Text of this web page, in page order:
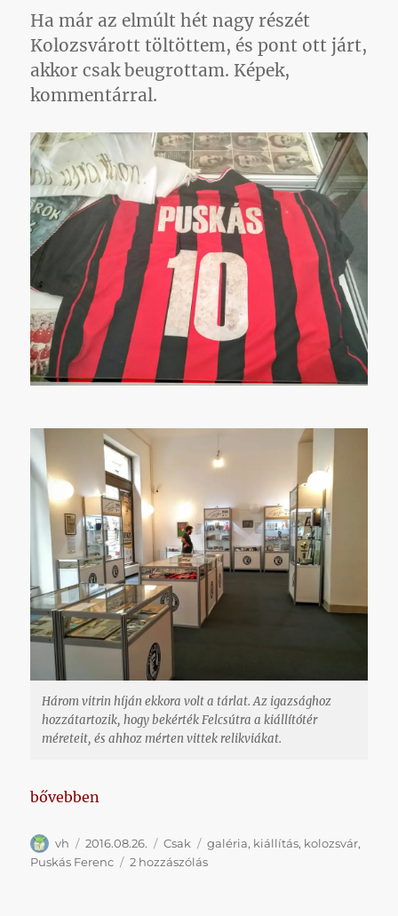
bejegyzéshez
Ha már az elmúlt hét nagy részét
Kolozsvárott töltöttem, és pont ott járt,
akkor csak beugrottam. Képek,
kommentárral.
Három vitrin híján ekkora volt a tárlat. Az igazsághoz
hozzátartozik, hogy bekérték Felcsútra a kiállítótér
méreteit, és ahhoz mérten vittek relikviákat.
„Elmentem helyettetek megnézni a Puskás-
bővebben
Szerző
vh Közzétéve
2016.08.26. Kategória
Csak Címke
galéria, kiállítás, kolozsvár,
Puskás Ferenc
2 hozzászólásElmentem